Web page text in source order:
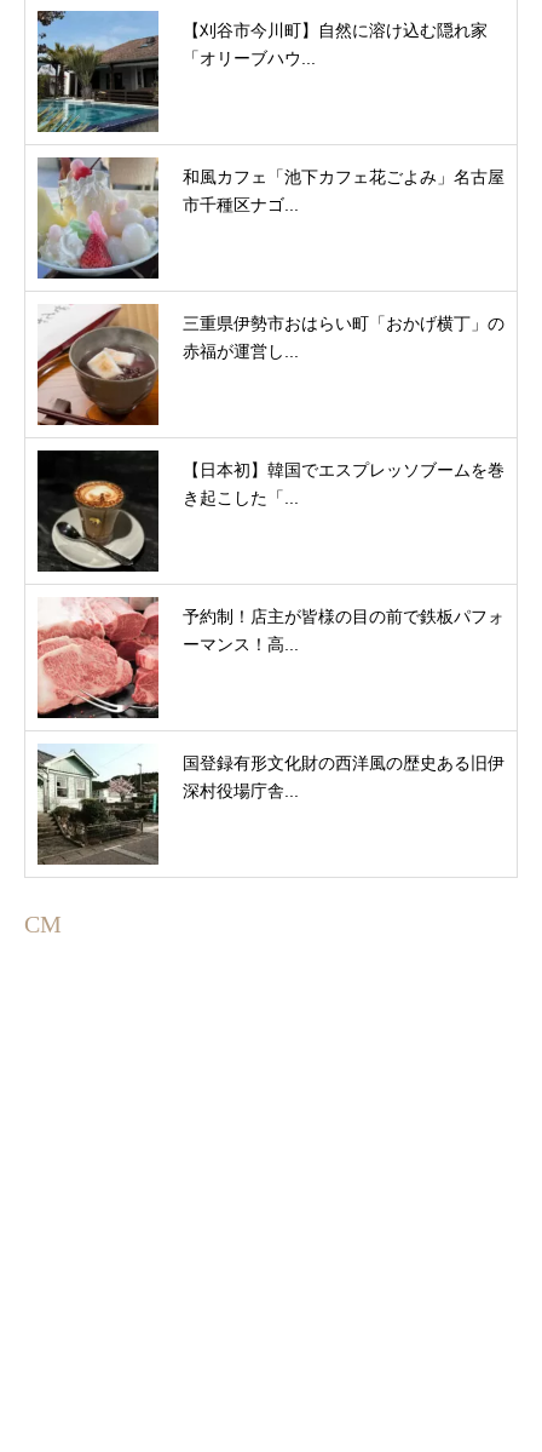
【刈谷市今川町】自然に溶け込む隠れ家
「オリーブハウ...
和風カフェ「池下カフェ花ごよみ」名古屋
市千種区ナゴ...
三重県伊勢市おはらい町「おかげ横丁」の
赤福が運営し...
【日本初】韓国でエスプレッソブームを巻
き起こした「...
予約制！店主が皆様の目の前で鉄板パフォ
ーマンス！高...
国登録有形文化財の西洋風の歴史ある旧伊
深村役場庁舎...
CM